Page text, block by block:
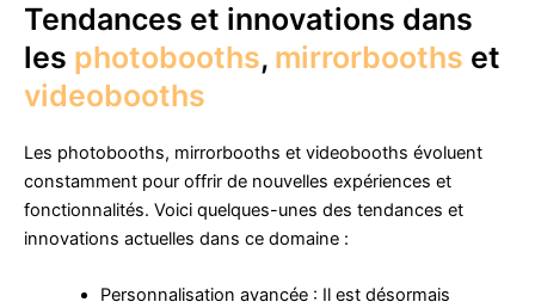
Tendances et innovations dans
les photobooths, mirrorbooths et
videobooths
Les photobooths, mirrorbooths et videobooths évoluent
constamment pour offrir de nouvelles expériences et
fonctionnalités. Voici quelques-unes des tendances et
innovations actuelles dans ce domaine :
Personnalisation avancée : Il est désormais